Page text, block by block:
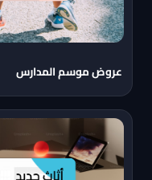
عروض موسم المدارس